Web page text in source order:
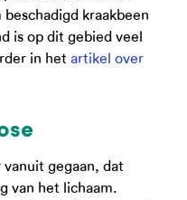
kraakbeen
is op dit gebied veel
in het artikel over
gegaan, dat
van het lichaam.